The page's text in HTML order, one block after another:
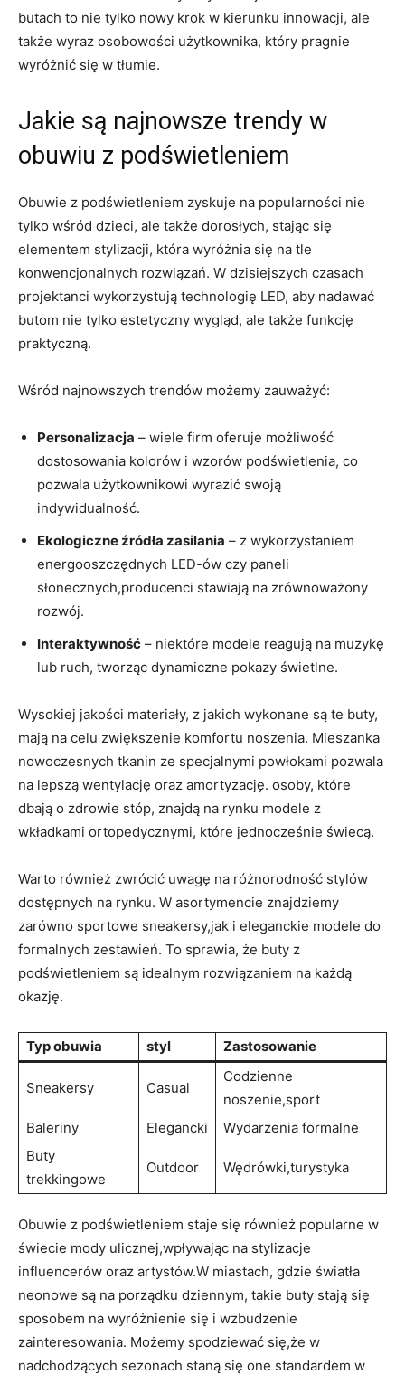
butach to nie tylko nowy krok w kierunku innowacji, ale
także wyraz osobowości użytkownika, który pragnie
wyróżnić się w tłumie.
Jakie są najnowsze trendy w
obuwiu z podświetleniem
Obuwie z podświetleniem zyskuje na popularności nie
tylko wśród dzieci, ale także dorosłych, stając się
elementem stylizacji, która wyróżnia się na tle
konwencjonalnych rozwiązań. W dzisiejszych czasach
projektanci wykorzystują technologię LED, aby nadawać
butom nie tylko estetyczny wygląd, ale także funkcję
praktyczną.
Wśród najnowszych trendów możemy zauważyć:
Personalizacja – wiele firm oferuje możliwość
dostosowania kolorów i wzorów podświetlenia, co
pozwala użytkownikowi wyrazić swoją
indywidualność.
Ekologiczne źródła zasilania – z wykorzystaniem
energooszczędnych LED-ów czy paneli
słonecznych,producenci stawiają na zrównoważony
rozwój.
Interaktywność – niektóre modele reagują na muzykę
lub ruch, tworząc dynamiczne pokazy świetlne.
Wysokiej jakości materiały, z jakich wykonane są te buty,
mają na celu zwiększenie komfortu noszenia. Mieszanka
nowoczesnych tkanin ze specjalnymi powłokami pozwala
na lepszą wentylację oraz amortyzację. osoby, które
dbają o zdrowie stóp, znajdą na rynku modele z
wkładkami ortopedycznymi, które jednocześnie świecą.
Warto również zwrócić uwagę na różnorodność stylów
dostępnych na rynku. W asortymencie znajdziemy
zarówno sportowe sneakersy,jak i eleganckie modele do
formalnych zestawień. To sprawia, że buty z
podświetleniem są idealnym rozwiązaniem na każdą
okazję.
Typ obuwia styl Zastosowanie
Sneakersy Casual
Codzienne
noszenie,sport
Baleriny
Elegancki
Wydarzenia formalne
Buty
trekkingowe
Outdoor Wędrówki,turystyka
Obuwie z podświetleniem staje się również popularne w
świecie mody ulicznej,wpływając na stylizacje
influencerów oraz artystów.W miastach, gdzie światła
neonowe są na porządku dziennym, takie buty stają się
sposobem na wyróżnienie się i wzbudzenie
zainteresowania. Możemy spodziewać się,że w
nadchodzących sezonach staną się one standardem w